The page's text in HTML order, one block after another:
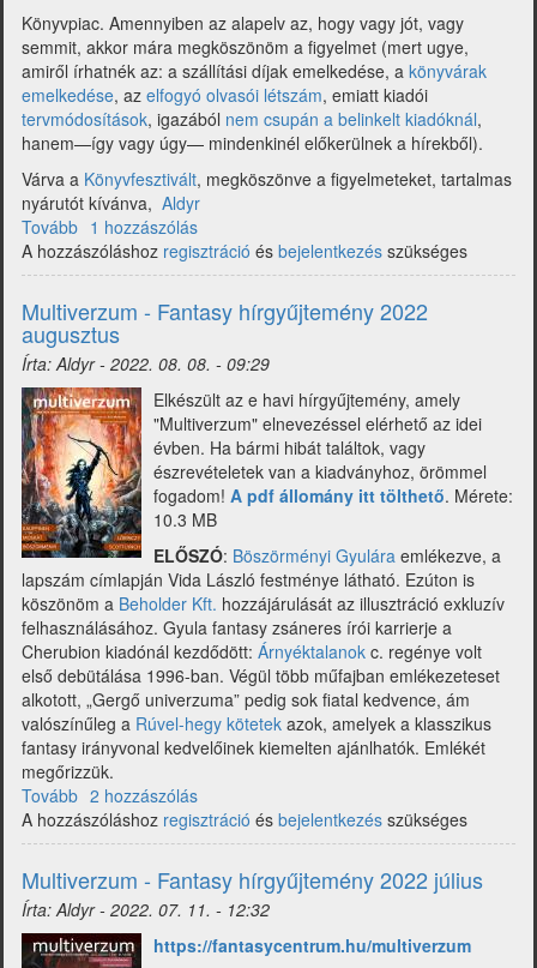
Könyvpiac. Amennyiben az alapelv az, hogy vagy jót, vagy
semmit, akkor mára megköszönöm a figyelmet (mert ugye,
amiről írhatnék az: a szállítási díjak emelkedése, a könyvárak
emelkedése, az elfogyó olvasói létszám, emiatt kiadói
tervmódosítások, igazából nem csupán a belinkelt kiadóknál,
hanem—így vagy úgy— mindenkinél előkerülnek a hírekből).
Várva a Könyvfesztivált, megköszönve a figyelmeteket, tartalmas
nyárutót kívánva, Aldyr
Tovább (Multiverzum
-
Fantasy
hírgyűjtemény
2022
szeptember)
1 hozzászólás
A hozzászóláshoz regisztráció és bejelentkezés szükséges
Multiverzum - Fantasy hírgyűjtemény 2022
augusztus
Írta:Aldyr- 2022. 08. 08. - 09:29
Elkészült az e havi hírgyűjtemény, amely
"Multiverzum" elnevezéssel elérhető az idei
évben. Ha bármi hibát találtok, vagy
észrevételetek van a kiadványhoz, örömmel
fogadom! A pdf állomány itt tölthető. Mérete:
10.3 MB
ELŐSZÓ: Böszörményi Gyulára emlékezve, a
lapszám címlapján Vida László festménye látható. Ezúton is
köszönöm a Beholder Kft. hozzájárulását az illusztráció exkluzív
felhasználásához. Gyula fantasy zsáneres írói karrierje a
Cherubion kiadónál kezdődött: Árnyéktalanok c. regénye volt
első debütálása 1996-ban. Végül több műfajban emlékezeteset
alkotott, „Gergő univerzuma” pedig sok fiatal kedvence, ám
valószínűleg a Rúvel-hegy kötetek azok, amelyek a klasszikus
fantasy irányvonal kedvelőinek kiemelten ajánlhatók. Emlékét
megőrizzük.
Tovább (Multiverzum
-
Fantasy
hírgyűjtemény
2022
augusztus)
2 hozzászólás
A hozzászóláshoz regisztráció és bejelentkezés szükséges
Multiverzum - Fantasy hírgyűjtemény 2022 július
Írta:Aldyr- 2022. 07. 11. - 12:32
https://fantasycentrum.hu/multiverzum